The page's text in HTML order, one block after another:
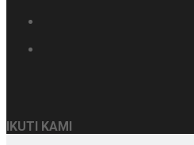
IKUTI KAMI